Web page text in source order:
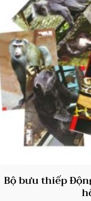
Bộ bưu thiếp